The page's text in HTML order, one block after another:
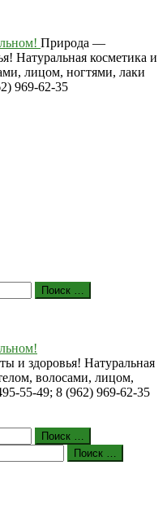
Природа —
Натуральная косметика и
лицом, ногтями, лаки
969-62-35
Поиск …
и здоровья! Натуральная
волосами, лицом,
55-49; 8 (962) 969-62-35
Поиск …
Поиск …